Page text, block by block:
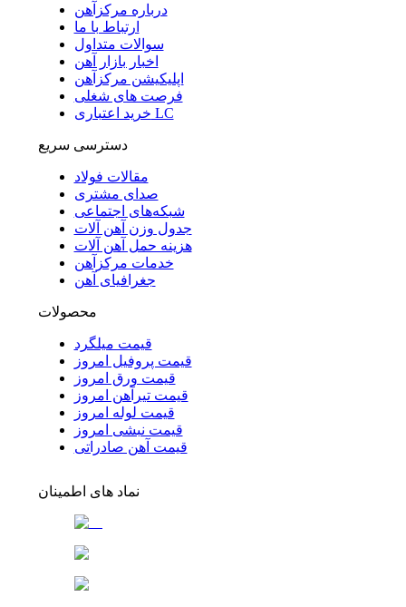
درباره مرکزآهن
ارتباط با ما
سوالات متداول
اخبار بازار آهن
اپلیکیشن مرکزآهن
فرصت های شغلی
خرید اعتباری LC
دسترسی سریع
مقالات فولاد
صدای مشتری
شبکه‌های اجتماعی
جدول وزن آهن آلات
هزینه حمل آهن آلات
خدمات مرکزآهن
جغرافیای آهن
محصولات
قیمت میلگرد
قیمت پروفیل امروز
قیمت ورق امروز
قیمت تیرآهن امروز
قیمت لوله امروز
قیمت نبشی امروز
قیمت آهن صادراتی
نماد های اطمینان